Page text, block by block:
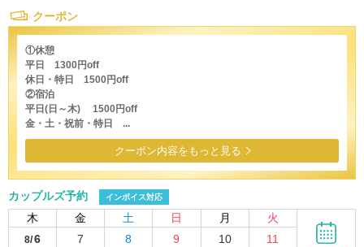
クーポン
①休憩
平日 1300円off
休日・特日 1500円off
②宿泊
平日(日～木) 1500円off
金・土・祝前・特日 ...
クーポン内容をもっと見る
カップルズ予約 インボイス対応
木 金 土 日 月 火
8/6
7
8
9
10
11